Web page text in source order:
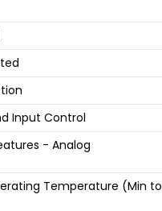
Input Control
- Analog
Temperature (Min to